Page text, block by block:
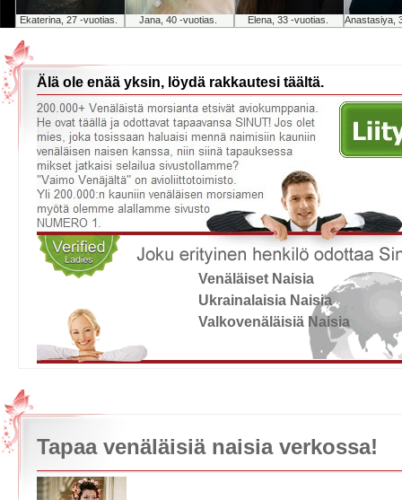
Ekaterina, 27 -vuotias. Jana, 40 -vuotias. Elena, 33 -vuotias. Anastasiya,
Älä ole enää yksin, löydä rakkautesi täältä.
Venäläiset Naisia
Ukrainalaisia Naisia
Valkovenäläisiä Naisia
Tapaa venäläisiä naisia verkossa!